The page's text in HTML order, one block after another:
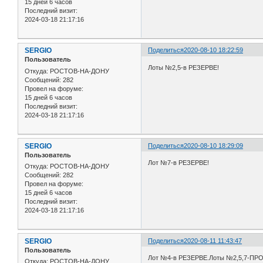
15 дней 6 часов
Последний визит:
2024-03-18 21:17:16
Поделиться2020-08-10 18:22:59
SERGIO
Пользователь
Откуда: РОСТОВ-НА-ДОНУ
Сообщений: 282
Провел на форуме:
15 дней 6 часов
Последний визит:
2024-03-18 21:17:16
Лоты №2,5-в РЕЗЕРВЕ!
Поделиться2020-08-10 18:29:09
SERGIO
Пользователь
Откуда: РОСТОВ-НА-ДОНУ
Сообщений: 282
Провел на форуме:
15 дней 6 часов
Последний визит:
2024-03-18 21:17:16
Лот №7-в РЕЗЕРВЕ!
Поделиться2020-08-11 11:43:47
SERGIO
Пользователь
Откуда: РОСТОВ-НА-ДОНУ
Лот №4-в РЕЗЕРВЕ.Лоты №2,5,7-